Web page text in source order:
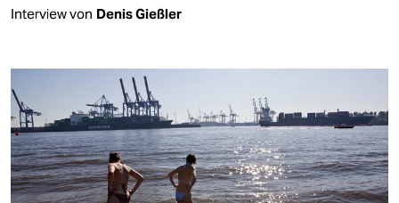
Interview von Denis Gießler